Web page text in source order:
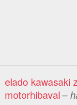
elado kawasaki
motorhibaval–